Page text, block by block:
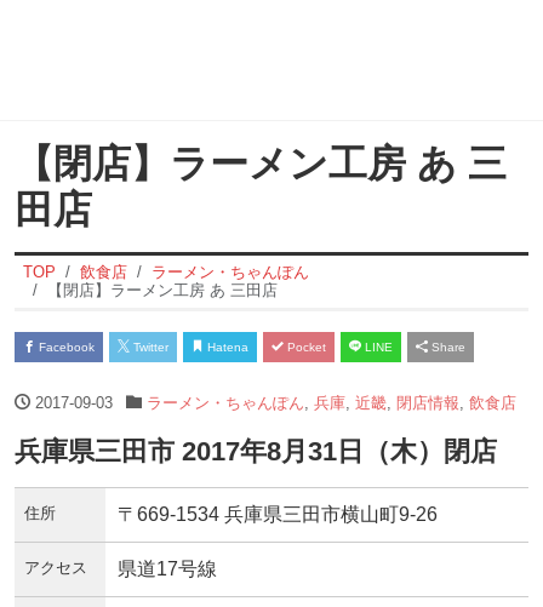
【閉店】ラーメン工房 あ 三
田店
TOP 飲食店
ラーメン・ちゃんぽん
【閉店】ラーメン工房 あ 三田店
Facebook Twitter Hatena Pocket LINE Share
2017-09-03 ラーメン・ちゃんぽん 兵庫, 近畿, 閉店情報 飲食店
兵庫県三田市 2017年8月31日（木）閉店
住所 〒669-1534 兵庫県三田市横山町9-26
アクセス 県道17号線